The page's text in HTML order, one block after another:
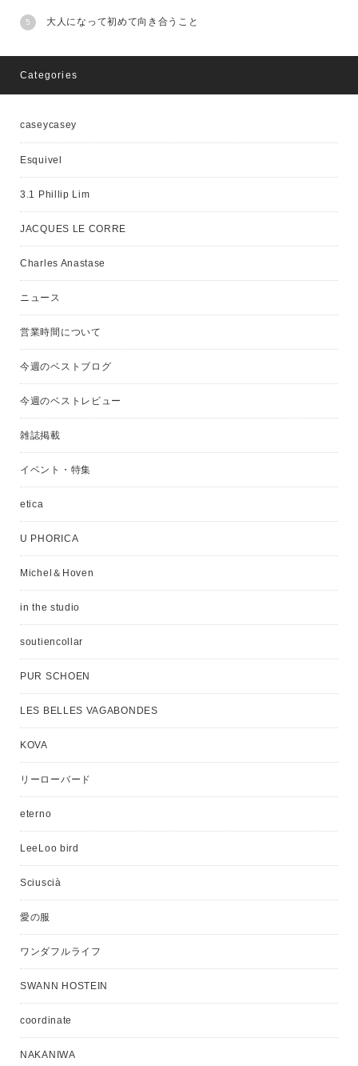
大人になって初めて向き合うこと
Categories
caseycasey
Esquivel
3.1 Phillip Lim
JACQUES LE CORRE
Charles Anastase
ニュース
営業時間について
今週のベストブログ
今週のベストレビュー
雑誌掲載
イベント・特集
etica
U PHORICA
Michel＆Hoven
in the studio
soutiencollar
PUR SCHOEN
LES BELLES VAGABONDES
KOVA
リーローバード
eterno
LeeLoo bird
Sciuscià
愛の服
ワンダフルライフ
SWANN HOSTEIN
coordinate
NAKANIWA